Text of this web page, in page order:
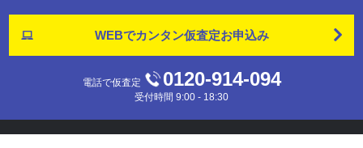
WEBでカンタン仮査定お申込み
電話で仮査定 0120-914-094
受付時間 9:00 - 18:30